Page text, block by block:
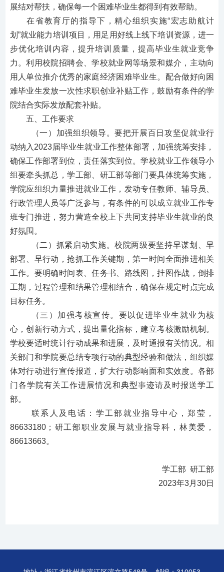
展结对帮扶，确保每一个困难毕业生都得到有效帮助。
在省教育厅的指导下，精心组织实施“宏志助航计
划”就业能力培训项目，用足用好线上线下培训资源，进一
步优化培训内容，提升培训质量，提高毕业生就业竞争
力。利用校院招聘会、学校就业网等场景和媒介，主动向
用人单位推介优秀的家庭经济困难毕业生。配合做好向困
难毕业生发放一次性求职创业补贴工作，鼓励有条件的学
院结合实际发放配套补贴。
五、工作要求
（一）加强组织领导。要把开展百日攻坚促就业行
动纳入 2023届毕业生就业工作整体部署，加强统筹安排，
确保工作部署到位，责任落实到位。学校就业工作领导小
组要牵头抓总，学工部、研工部等部门要具体统筹实施，
学院应组织力量推进就业工作，发动专任教师、辅导员、
行政管理人员等广泛参与，有条件的可以成立就业工作专
班专门推进，努力营造全校上下共同支持毕业生就业的良
好氛围。
（二）抓紧启动实施。校院两级要坚持早谋划、早
部署、早行动，抢抓工作关键期，第一时间全面推进相关
工作。要明确时间表、任务书、路线图，挂图作战，倒排
工期，过程管理和结果管理相结合，确保在规定时点完成
目标任务。
（三）加强考核宣传。 要以促进毕业生就业为核
心，创新行动方式，提出量化指标，建立考核激励机制。
学校要适时统计行动成果和进展，及时通报有关情况。相
关部门和学院要总结专项行动的典型经验和做法，组织媒
体对行动进行宣传报道，扩大行动影响面和实效度。各部
门各学院有关工作进展情况和典型事迹请及时报送学工
部。
联系人及电话：学工部就业指导中心，郑莹，
86633180； 研工部职业发展与就业指导科，林美爱，
86613663。
学工部 研工部
2023年3月30日